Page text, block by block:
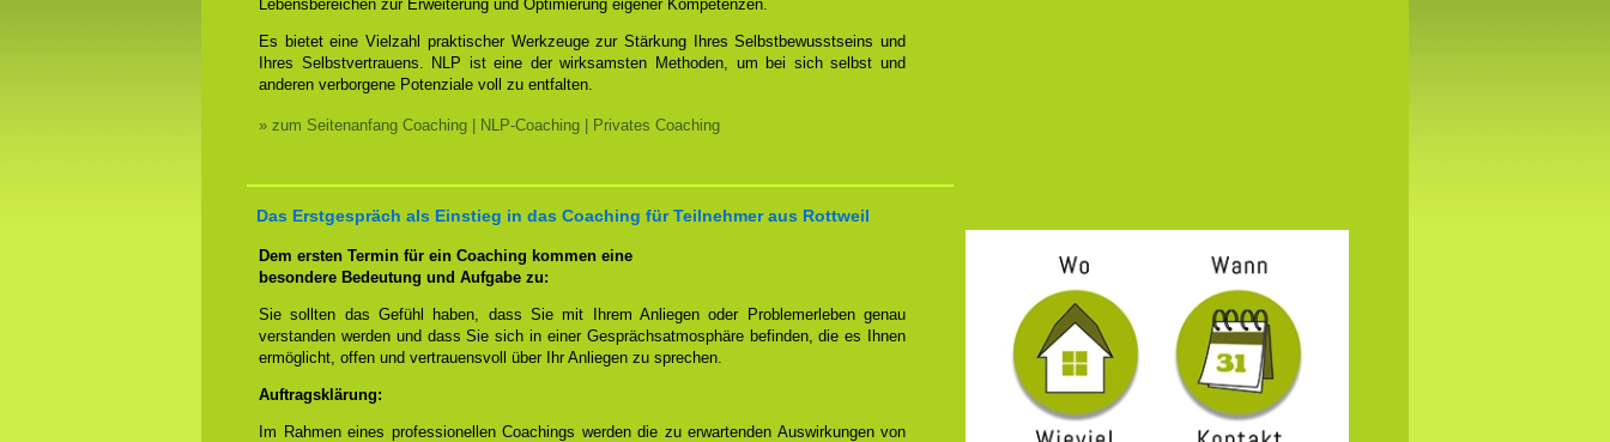
Lebensbereichen zur Erweiterung und Optimierung eigener Kompetenzen.
Es bietet eine Vielzahl praktischer Werkzeuge zur Stärkung Ihres Selbstbewusstseins und
Ihres Selbstvertrauens. NLP ist eine der wirksamsten Methoden, um bei sich selbst und
anderen verborgene Potenziale voll zu entfalten.
» zum Seitenanfang Coaching | NLP-Coaching | Privates Coaching
Das Erstgespräch als Einstieg in das Coaching für Teilnehmer aus Rottweil
Dem ersten Termin für ein Coaching kommen eine
besondere Bedeutung und Aufgabe zu:
Sie sollten das Gefühl haben, dass Sie mit Ihrem Anliegen oder Problemerleben genau
verstanden werden und dass Sie sich in einer Gesprächsatmosphäre befinden, die es Ihnen
ermöglicht, offen und vertrauensvoll über Ihr Anliegen zu sprechen.
Auftragsklärung:
Im Rahmen eines professionellen Coachings werden die zu erwartenden Auswirkungen von